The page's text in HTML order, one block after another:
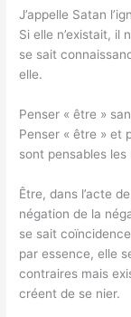
J’appelle Satan
Si elle n’existait, il
se sait
elle.
Penser « être »
Penser « être » et
sont pensables
Être, dans l’acte
négation de la
se sait
par essence, elle
contraires mais
créent de se nier.